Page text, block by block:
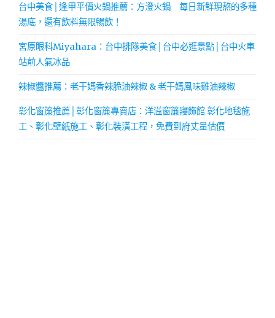
台中美食│逢甲平價火鍋推薦：方澄火鍋 每日新鮮現熬的多種
湯底，還有飲料無限暢飲！
宮原眼科Miyahara：台中排隊美食│台中必逛景點│台中火車
站前人氣冰品
辣椒醬推薦：老干媽香辣脆油辣椒 & 老干媽風味雞油辣椒
彰化窗簾推薦│彰化窗簾專賣店：洋溢窗簾寢飾館 彰化地毯施
工、彰化壁紙施工、彰化裝潢工程，免費到府丈量估價